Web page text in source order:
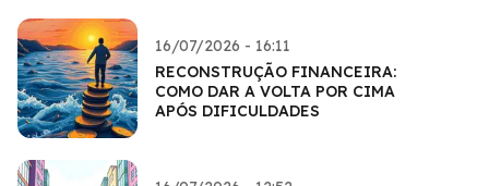
16/07/2026 - 16:11
RECONSTRUÇÃO FINANCEIRA:
COMO DAR A VOLTA POR CIMA
APÓS DIFICULDADES